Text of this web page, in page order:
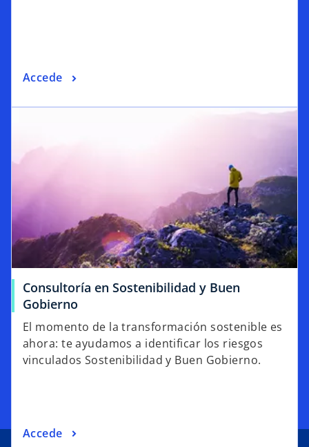
Accede
Consultoría en Sostenibilidad y Buen
Gobierno
El momento de la transformación sostenible es
ahora: te ayudamos a identificar los riesgos
vinculados Sostenibilidad y Buen Gobierno.
Accede